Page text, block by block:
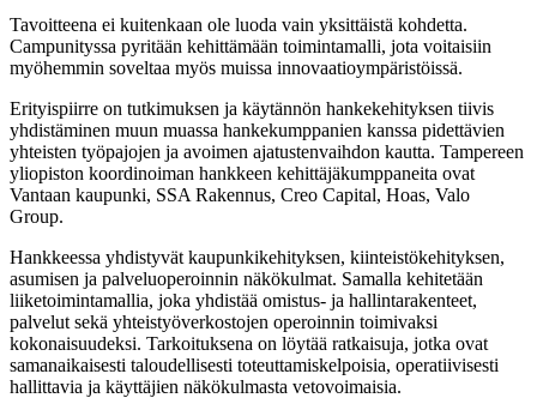
Tavoitteena ei kuitenkaan ole luoda vain yksittäistä kohdetta.
Campunityssa pyritään kehittämään toimintamalli, jota voitaisiin
myöhemmin soveltaa myös muissa innovaatioympäristöissä.
Erityispiirre on tutkimuksen ja käytännön hankekehityksen tiivis
yhdistäminen muun muassa hankekumppanien kanssa pidettävien
yhteisten työpajojen ja avoimen ajatustenvaihdon kautta. Tampereen
yliopiston koordinoiman hankkeen kehittäjäkumppaneita ovat
Vantaan kaupunki, SSA Rakennus, Creo Capital, Hoas, Valo
Group.
Hankkeessa yhdistyvät kaupunkikehityksen, kiinteistökehityksen,
asumisen ja palveluoperoinnin näkökulmat. Samalla kehitetään
liiketoimintamallia, joka yhdistää omistus- ja hallintarakenteet,
palvelut sekä yhteistyöverkostojen operoinnin toimivaksi
kokonaisuudeksi. Tarkoituksena on löytää ratkaisuja, jotka ovat
samanaikaisesti taloudellisesti toteuttamiskelpoisia, operatiivisesti
hallittavia ja käyttäjien näkökulmasta vetovoimaisia.